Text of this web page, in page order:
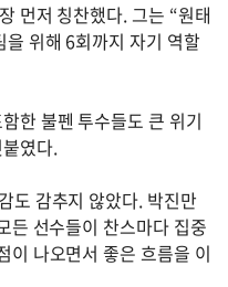
먼저 칭찬했다. 그는 “원태
위해 6회까지 자기 역할
한 불펜 투수들도 큰 위기
였다.
도 감추지 않았다. 박진만
든 선수들이 찬스마다 집중
이 나오면서 좋은 흐름을 이